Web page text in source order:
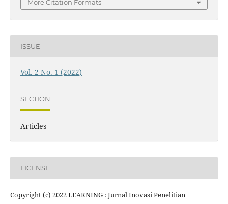
More Citation Formats
ISSUE
Vol. 2 No. 1 (2022)
SECTION
Articles
LICENSE
Copyright (c) 2022 LEARNING : Jurnal Inovasi Penelitian